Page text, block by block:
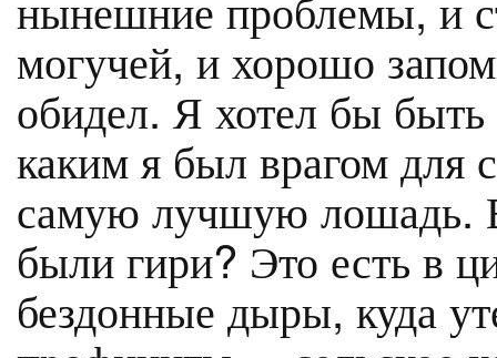
могучей, и хорошо
обидел. Я хотел бы
каким я был врагом для
самую лучшую лошадь.
были гири? Это есть в
бездонные дыры, куда